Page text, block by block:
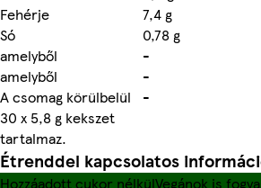
Fehérje
7,4 g
Só
0,78 g
amelyből
-
amelyből
-
A csomag körülbelül
30 x 5,8 g kekszet
tartalmaz.
-
Étrenddel kapcsolatos
Hozzáadott cukor nélkülVegánok is